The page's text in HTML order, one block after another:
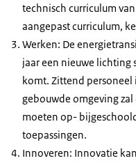
technisch curriculum
aangepast curriculum,
Werken: De
jaar een nieuwe lichting
komt. Zittend personeel
gebouwde omgeving
moeten op-
toepassingen.
Innoveren: Innovatie